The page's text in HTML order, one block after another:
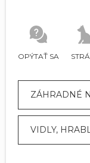
OPÝTAŤ SA
ZÁHRADNÉ
VIDLY,